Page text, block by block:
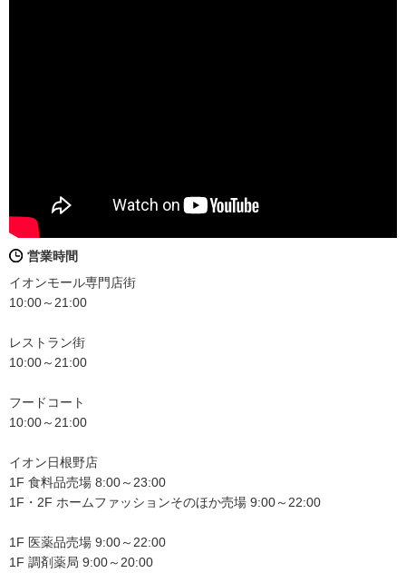
営業時間
イオンモール専門店街
10:00～21:00
レストラン街
10:00～21:00
フードコート
10:00～21:00
イオン日根野店
1F 食料品売場 8:00～23:00
1F・2F ホームファッションそのほか売場 9:00～22:00
1F 医薬品売場 9:00～22:00
1F 調剤薬局 9:00～20:00